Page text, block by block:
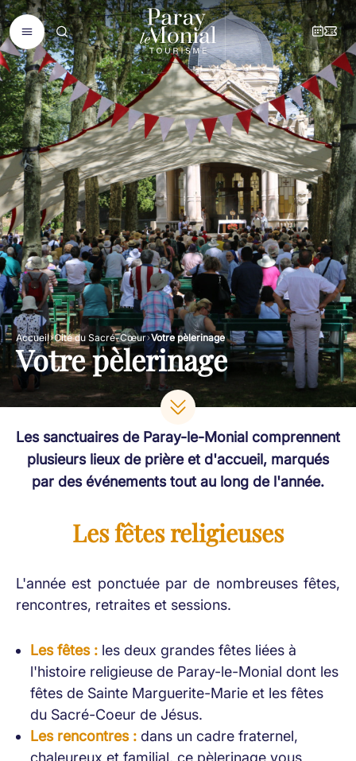
Accueil Cité du Sacré-Cœur Votre pèlerinage
Votre pèlerinage
Les sanctuaires de Paray-le-Monial comprennent
plusieurs lieux de prière et d'accueil, marqués
par des événements tout au long de l'année.
Les fêtes religieuses
L'année est ponctuée par de nombreuses fêtes,
rencontres, retraites et sessions.
Les fêtes : les deux grandes fêtes liées à
l'histoire religieuse de Paray-le-Monial dont les
fêtes de Sainte Marguerite-Marie et les fêtes
du Sacré-Coeur de Jésus.
Les rencontres : dans un cadre fraternel,
chaleureux et familial, ce pèlerinage vous